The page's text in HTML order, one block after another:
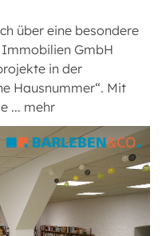
über eine besondere
Immobilien GmbH
in der
Hausnummer“. Mit
... mehr